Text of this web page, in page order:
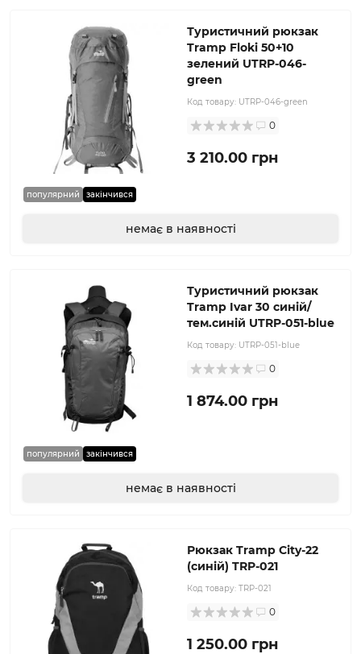
популярний закінчився
Туристичний рюкзак
Tramp Floki 50+10
зелений UTRP-046-
green
Код товару: UTRP-046-green
0
3 210.00 грн
немає в наявності
популярний закінчився
Туристичний рюкзак
Tramp Ivar 30 синій/
тем.синій UTRP-051-blue
Код товару: UTRP-051-blue
0
1 874.00 грн
немає в наявності
Рюкзак Tramp City-22
(синій) TRP-021
Код товару: TRP-021
0
1 250.00 грн